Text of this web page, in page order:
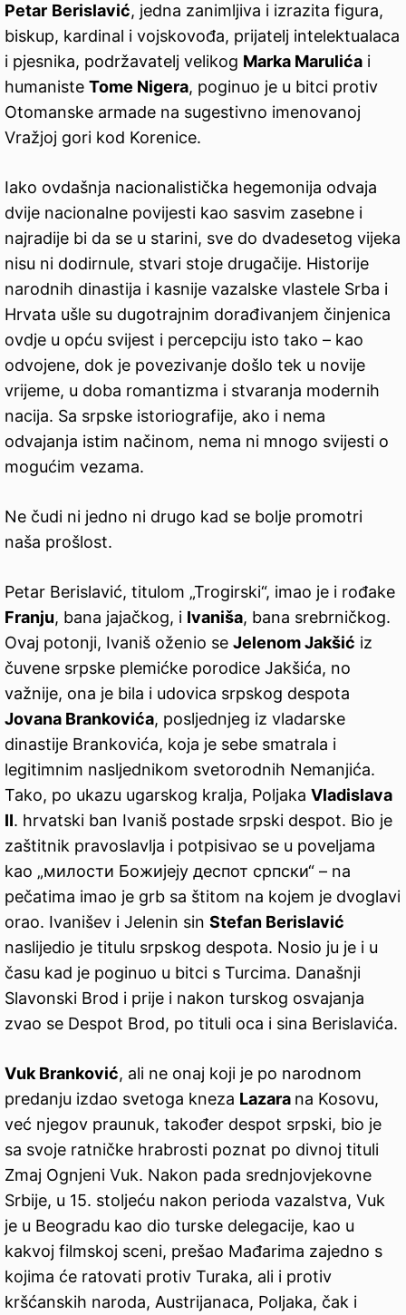
Petar Berislavić, jedna zanimljiva i izrazita figura,
biskup, kardinal i vojskovođa, prijatelj intelektualaca
i pjesnika, podržavatelj velikog Marka Marulića i
humaniste Tome Nigera, poginuo je u bitci protiv
Otomanske armade na sugestivno imenovanoj
Vražjoj gori kod Korenice.
Iako ovdašnja nacionalistička hegemonija odvaja
dvije nacionalne povijesti kao sasvim zasebne i
najradije bi da se u starini, sve do dvadesetog vijeka
nisu ni dodirnule, stvari stoje drugačije. Historije
narodnih dinastija i kasnije vazalske vlastele Srba i
Hrvata ušle su dugotrajnim dorađivanjem činjenica
ovdje u opću svijest i percepciju isto tako – kao
odvojene, dok je povezivanje došlo tek u novije
vrijeme, u doba romantizma i stvaranja modernih
nacija. Sa srpske istoriografije, ako i nema
odvajanja istim načinom, nema ni mnogo svijesti o
mogućim vezama.
Ne čudi ni jedno ni drugo kad se bolje promotri
naša prošlost.
Petar Berislavić, titulom „Trogirski“, imao je i rođake
Franju, bana jajačkog, i Ivaniša, bana srebrničkog.
Ovaj potonji, Ivaniš oženio se Jelenom Jakšić iz
čuvene srpske plemićke porodice Jakšića, no
važnije, ona je bila i udovica srpskog despota
Jovana Brankovića, posljednjeg iz vladarske
dinastije Brankovića, koja je sebe smatrala i
legitimnim nasljednikom svetorodnih Nemanjića.
Tako, po ukazu ugarskog kralja, Poljaka Vladislava
II. hrvatski ban Ivaniš postade srpski despot. Bio je
zaštitnik pravoslavlja i potpisivao se u poveljama
kao „милости Божијеју деспот српски“ – na
pečatima imao je grb sa štitom na kojem je dvoglavi
orao. Ivanišev i Jelenin sin Stefan Berislavić
naslijedio je titulu srpskog despota. Nosio ju je i u
času kad je poginuo u bitci s Turcima. Današnji
Slavonski Brod i prije i nakon turskog osvajanja
zvao se Despot Brod, po tituli oca i sina Berislavića.
Vuk Branković, ali ne onaj koji je po narodnom
predanju izdao svetoga kneza Lazara na Kosovu,
već njegov praunuk, također despot srpski, bio je
sa svoje ratničke hrabrosti poznat po divnoj tituli
Zmaj Ognjeni Vuk. Nakon pada srednjovjekovne
Srbije, u 15. stoljeću nakon perioda vazalstva, Vuk
je u Beogradu kao dio turske delegacije, kao u
kakvoj filmskoj sceni, prešao Mađarima zajedno s
kojima će ratovati protiv Turaka, ali i protiv
kršćanskih naroda, Austrijanaca, Poljaka, čak i